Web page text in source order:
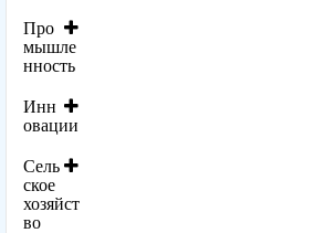
Про
мышле
нность
Инн
овации
Сель
ское
хозяйст
во